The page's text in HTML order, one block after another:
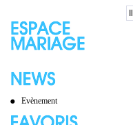
Evènement